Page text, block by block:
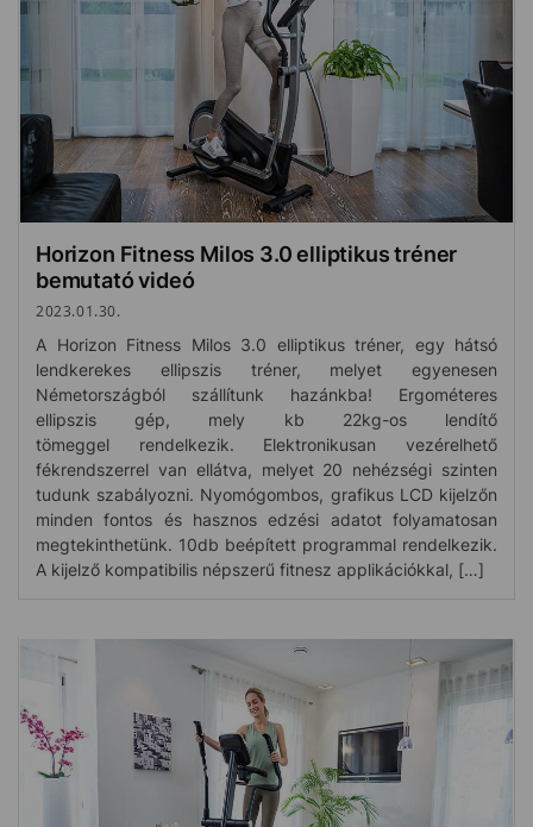
Horizon Fitness Milos 3.0 elliptikus tréner
bemutató videó
2023.01.30.
A Horizon Fitness Milos 3.0 elliptikus tréner, egy hátsó
lendkerekes ellipszis tréner, melyet egyenesen
Németországból szállítunk hazánkba! Ergométeres
ellipszis gép, mely kb 22kg-os lendítő
tömeggel rendelkezik. Elektronikusan vezérelhető
fékrendszerrel van ellátva, melyet 20 nehézségi szinten
tudunk szabályozni. Nyomógombos, grafikus LCD kijelzőn
minden fontos és hasznos edzési adatot folyamatosan
megtekinthetünk. 10db beépített programmal rendelkezik.
A kijelző kompatibilis népszerű fitnesz applikációkkal, […]